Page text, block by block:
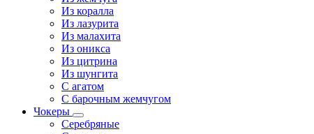
Из коралла
Из лазурита
Из малахита
Из оникса
Из цитрина
Из шунгита
С агатом
С барочным жемчугом
Чокеры
Серебряные